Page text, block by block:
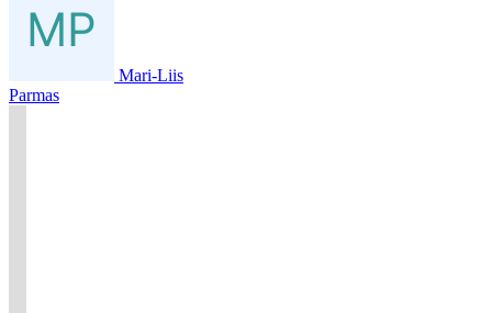
Mari-Liis
Parmas